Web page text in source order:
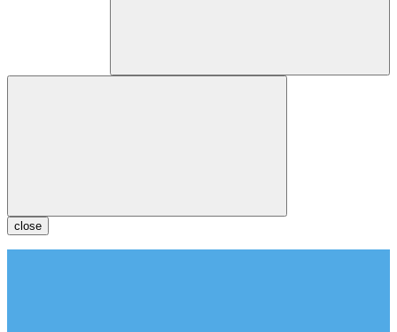
close